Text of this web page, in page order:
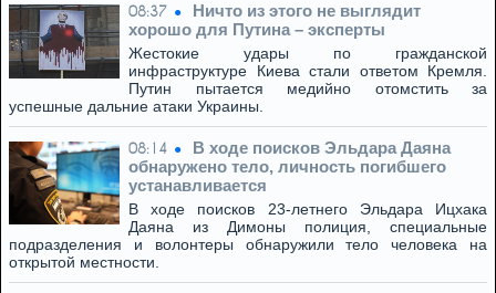
08:37
Ничто из этого не выглядит
хорошо для Путина – эксперты
Жестокие удары по гражданской
инфраструктуре Киева стали ответом Кремля.
Путин пытается медийно отомстить за
успешные дальние атаки Украины.
08:14
В ходе поисков Эльдара Даяна
обнаружено тело, личность погибшего
устанавливается
В ходе поисков 23-летнего Эльдара Ицхака
Даяна из Димоны полиция, специальные
подразделения и волонтеры обнаружили тело человека на
открытой местности.